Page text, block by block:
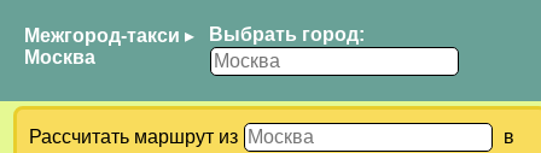
Межгород-такси ▸
Москва
Выбрать город:
Рассчитать маршрут из в